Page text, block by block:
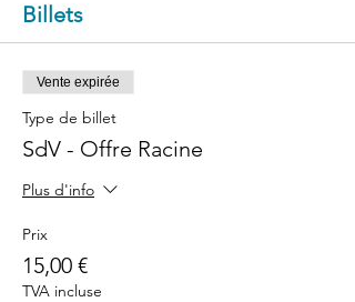
Billets
Vente expirée
Type de billet
SdV - Offre Racine
Plus d'info
Prix
15,00 €
TVA incluse